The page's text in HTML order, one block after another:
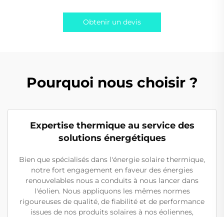
Obtenir un devis
Pourquoi nous choisir ?
Expertise thermique au service des
solutions énergétiques
Bien que spécialisés dans l'énergie solaire thermique,
notre fort engagement en faveur des énergies
renouvelables nous a conduits à nous lancer dans
l'éolien. Nous appliquons les mêmes normes
rigoureuses de qualité, de fiabilité et de performance
issues de nos produits solaires à nos éoliennes,